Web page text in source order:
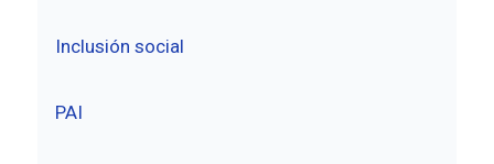
Inclusión social
PAI